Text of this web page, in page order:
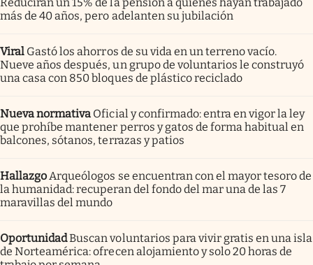
más de 40 años, pero adelanten su jubilación
Viral Gastó los ahorros de su vida en un terreno vacío.
Nueve años después, un grupo de voluntarios le construyó
una casa con 850 bloques de plástico reciclado
Nueva normativa Oficial y confirmado: entra en vigor la ley
que prohíbe mantener perros y gatos de forma habitual en
balcones, sótanos, terrazas y patios
HallazgoArqueólogos se encuentran con el mayor tesoro de
la humanidad: recuperan del fondo del mar una de las 7
maravillas del mundo
OportunidadBuscan voluntarios para vivir gratis en una isla
de Norteamérica: ofrecen alojamiento y solo 20 horas de